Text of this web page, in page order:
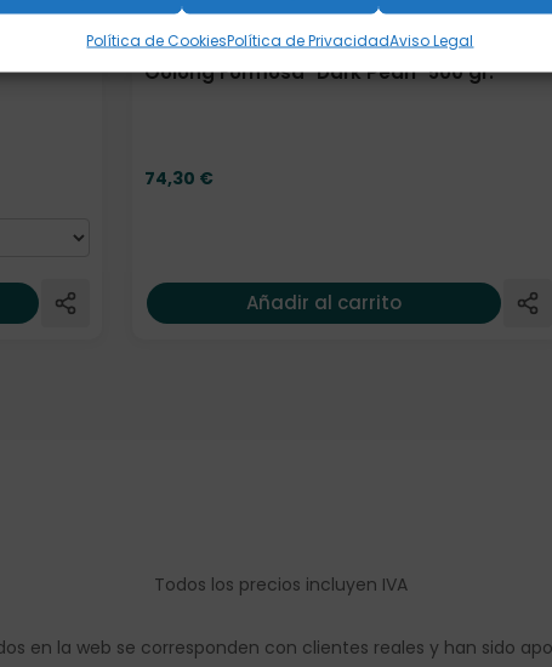
Política de CookiesPolítica de PrivacidadAviso Legal
Oolong Formosa "Dark Pearl" 500 gr.
74,30 €
Añadir al carrito
Todos los precios incluyen IVA
en la web se corresponden con clientes reales y han sido